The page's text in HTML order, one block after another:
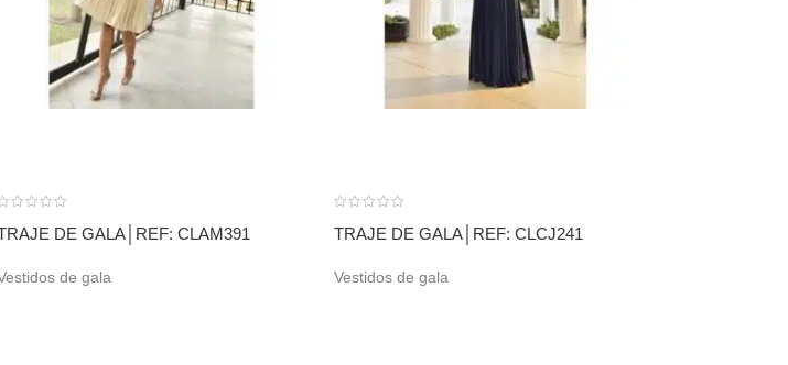
DE GALA│REF: CLAM391
de gala
TRAJE DE GALA│REF: CLCJ241
Vestidos de gala